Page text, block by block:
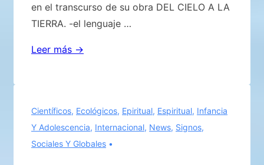
en el transcurso de su obra DEL CIELO A LA
TIERRA. -el lenguaje …
Signos
inducen
a
re
Leer más →
Científicos, Ecológicos, Epiritual, Espiritual, Infancia
Y Adolescencia, Internacional, News, Signos,
Sociales Y Globales